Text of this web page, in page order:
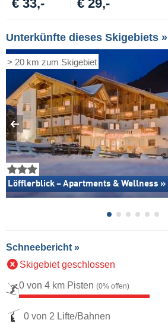
€ 33,- € 29,-
Unterkünfte dieses Skigebiets »
> 20 km zum Skigebiet
Löfflerblick – Apartments & Wellness »
Schneebericht »
Skigebiet geschlossen
0 von 4 km Pisten (0% offen)
0 von 2 Lifte/Bahnen